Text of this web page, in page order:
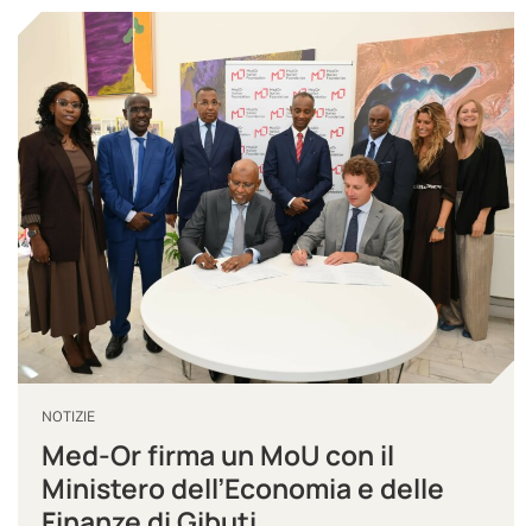
NOTIZIE
Med-Or firma un MoU con il
Ministero dell’Economia e delle